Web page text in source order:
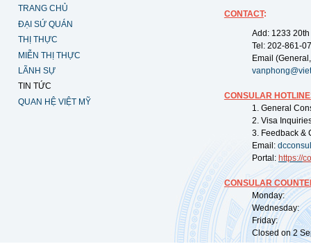
TRANG CHỦ
ĐẠI SỨ QUÁN
THỊ THỰC
MIỄN THỊ THỰC
LÃNH SỰ
TIN TỨC
QUAN HỆ VIỆT MỸ
CONTACT:
Add: 1233
Tel: 202-861-
Email
CONSULAR
1. General
2. Visa
3. Feedback &
Email:
Portal: https://
CONSULAR
Monday:
Wednesday:
Friday:
Closed on 2